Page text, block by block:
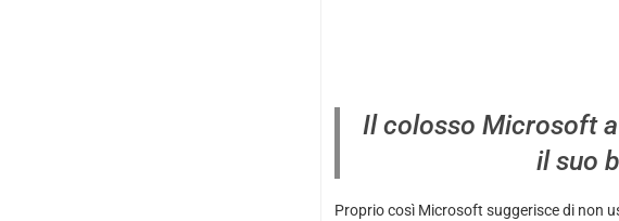
Il colosso Microsoft
il suo
Proprio così Microsoft suggerisce di non